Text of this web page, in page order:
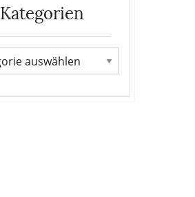
Kategorien